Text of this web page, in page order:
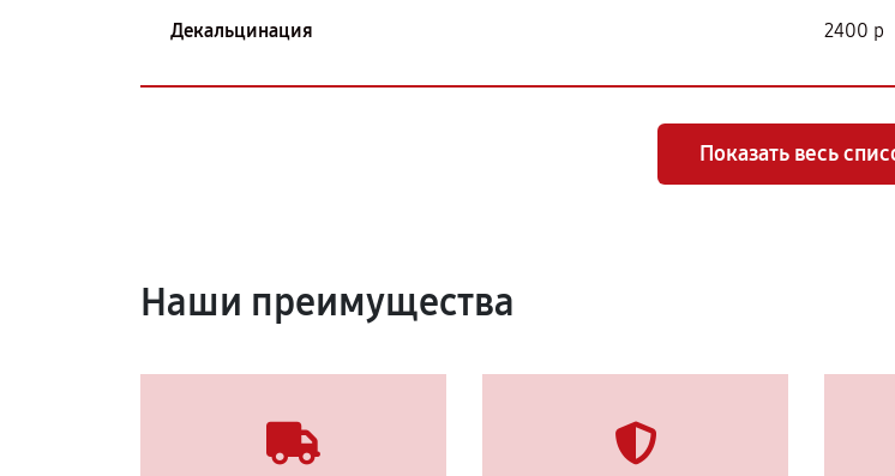
Декальцинация 2400 р
Показать весь
Наши преимущества